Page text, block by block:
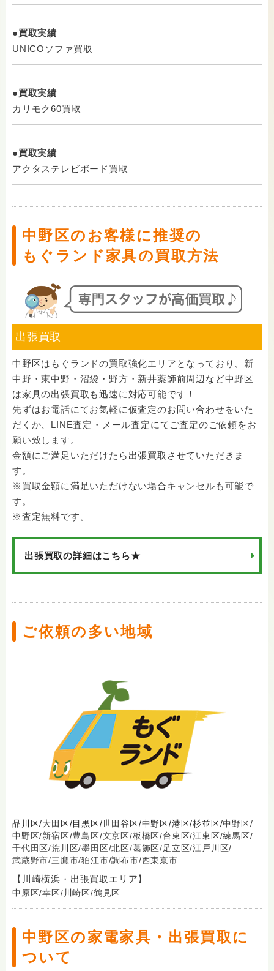
●買取実績
UNICOソファ買取
●買取実績
カリモク60買取
●買取実績
アクタステレビボード買取
中野区のお客様に推奨の
もぐランド家具の買取方法
出張買取
中野区はもぐランドの買取強化エリアとなっており、新
中野・東中野・沼袋・野方・新井薬師前周辺など中野区
は家具の出張買取も迅速に対応可能です！
先ずはお電話にてお気軽に仮査定のお問い合わせをいた
だくか、LINE査定・メール査定にてご査定のご依頼をお
願い致します。
金額にご満足いただけたら出張買取させていただきま
す。
※買取金額に満足いただけない場合キャンセルも可能で
す。
※査定無料です。
出張買取の詳細はこちら★
ご依頼の多い地域
品川区/大田区/目黒区/世田谷区/中野区/港区/杉並区/中野区/
中野区/新宿区/豊島区/文京区/板橋区/台東区/江東区/練馬区/
千代田区/荒川区/墨田区/北区/葛飾区/足立区/江戸川区/
武蔵野市/三鷹市/狛江市/調布市/西東京市
【川崎横浜・出張買取エリア】
中原区/幸区/ 川崎区/鶴見区
中野区の家電家具・出張買取に
ついて